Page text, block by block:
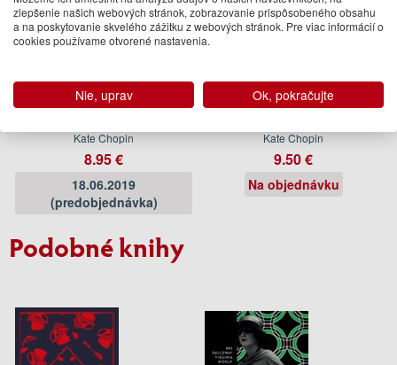
The Awakening
Kate Chopin
8.95 €
18.06.2019
(predobjednávka)
The Awakening
Kate Chopin
9.50 €
Na objednávku
Podobné knihy
zlepšenie našich webových stránok, zobrazovanie prispôsobeného obsahu
a na poskytovanie skvelého zážitku z webových stránok. Pre viac informácií o
cookies používame otvorené nastavenia.
Nie, uprav Ok, pokračujte